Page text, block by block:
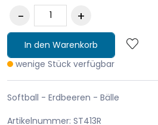
In den Warenkorb
wenige Stück verfügbar
Softball - Erdbeeren - Bälle
Artikelnummer: ST413R